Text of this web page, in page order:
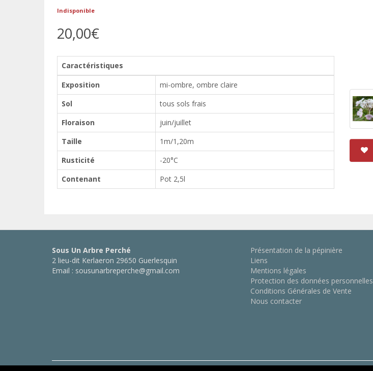
Indisponible
20,00€
Caractéristiques
Exposition
mi-ombre, ombre claire
Sol
tous sols frais
Floraison
juin/juillet
Taille
1m/1,20m
Rusticité
-20°C
Contenant
Pot 2,5l
Sous Un Arbre Perché
2 lieu-dit Kerlaeron 29650 Guerlesquin
Email : sousunarbreperche@gmail.com
Présentation de la pépinière
Liens
Mentions légales
Protection des données personnelles
Conditions Générales de Vente
Nous contacter